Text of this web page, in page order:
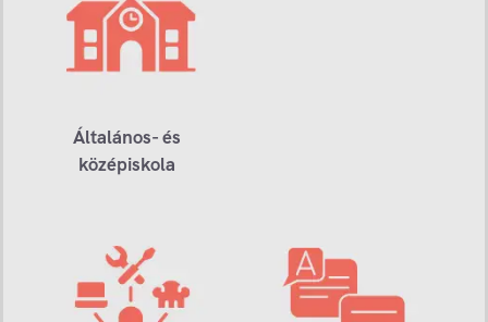
Általános- és
középiskola